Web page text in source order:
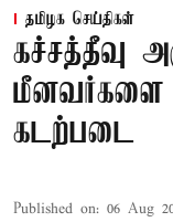
தமிழக செய்திகள்
கச்சத்தீவு
மீனவர்களை
கடற்படை
Published on: 06 Aug